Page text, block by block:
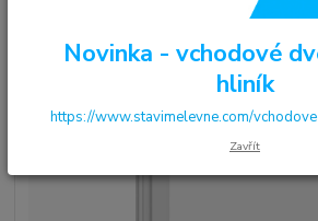
Novinka - vchodové
hliník
https://www.stavimelevne.com/
Zavřít